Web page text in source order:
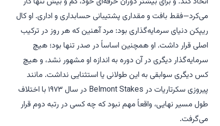
می‌کرد—فقط بافت و مقداری پشتیبانی حسابداری و اداری. او کال
ریپکن دنیای سرمایه‌گذاری بود: مرد آهنین که هر روز در ترکیب
اصلی قرار داشت. او همچنین اساساً در صدر تنها بود؛ هیچ
سرمایه‌گذار دیگری در آن دوره به اندازه او مشهور نشد، و هیچ
کس دیگری سوابقی به این طولانی یا استثنایی نداشت. مانند
پیروزی سکرتاریات در Belmont Stakes در سال ۱۹۷۳ با اختلاف
طول مسیر نهایی، واقعاً مهم نبود که چه کسی در رتبه دوم قرار
می‌گرفت.